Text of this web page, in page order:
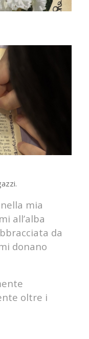
mia
all’alba
da
donano
oltre i